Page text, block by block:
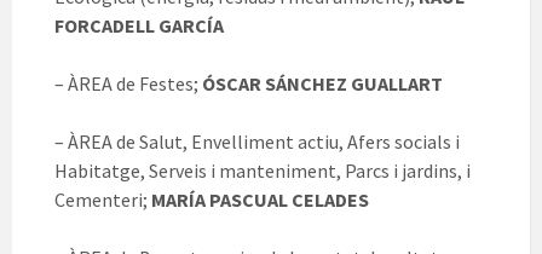
FORCADELL GARCÍA
– ÀREA de Festes; ÓSCAR SÁNCHEZ GUALLART
– ÀREA de Salut, Envelliment actiu, Afers socials i
Habitatge, Serveis i manteniment, Parcs i jardins, i
Cementeri; MARÍA PASCUAL CELADES